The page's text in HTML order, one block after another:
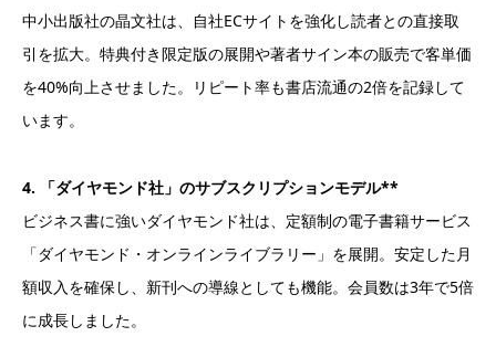
中小出版社の晶文社は、自社ECサイトを強化し読者との直接取
引を拡大。特典付き限定版の展開や著者サイン本の販売で客単価
を40%向上させました。リピート率も書店流通の2倍を記録して
います。
4. 「ダイヤモンド社」のサブスクリプションモデル**
ビジネス書に強いダイヤモンド社は、定額制の電子書籍サービス
「ダイヤモンド・オンラインライブラリー」を展開。安定した月
額収入を確保し、新刊への導線としても機能。会員数は3年で5倍
に成長しました。